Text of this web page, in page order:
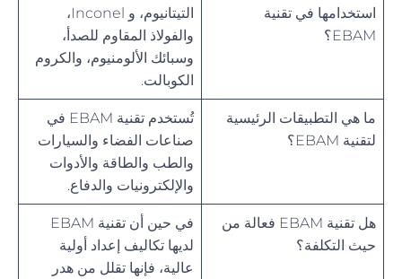
استخدامها في تقنية
EBAM؟
التيتانيوم، و Inconel،
والفولاذ المقاوم للصدأ،
وسبائك الألومنيوم، والكروم
الكوبالت.
ما هي التطبيقات الرئيسية
لتقنية EBAM؟
تُستخدم تقنية EBAM في
صناعات الفضاء والسيارات
والطب والطاقة والأدوات
والإلكترونيات والدفاع.
هل تقنية EBAM فعالة من
حيث التكلفة؟
في حين أن تقنية EBAM
لديها تكاليف إعداد أولية
عالية، فإنها تقلل من هدر